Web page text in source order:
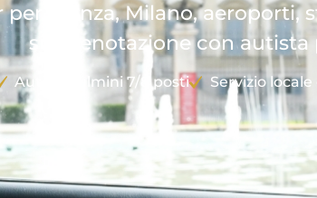
per Monza, Milano, aeroporti,
su prenotazione con autista
Auto e pulmini 7/8 posti Servizio